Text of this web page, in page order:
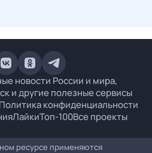
новости России и мира,
и другие полезные сервисы
конфиденциальности
ЛайкиТоп-100Все проекты
ресурсе применяются